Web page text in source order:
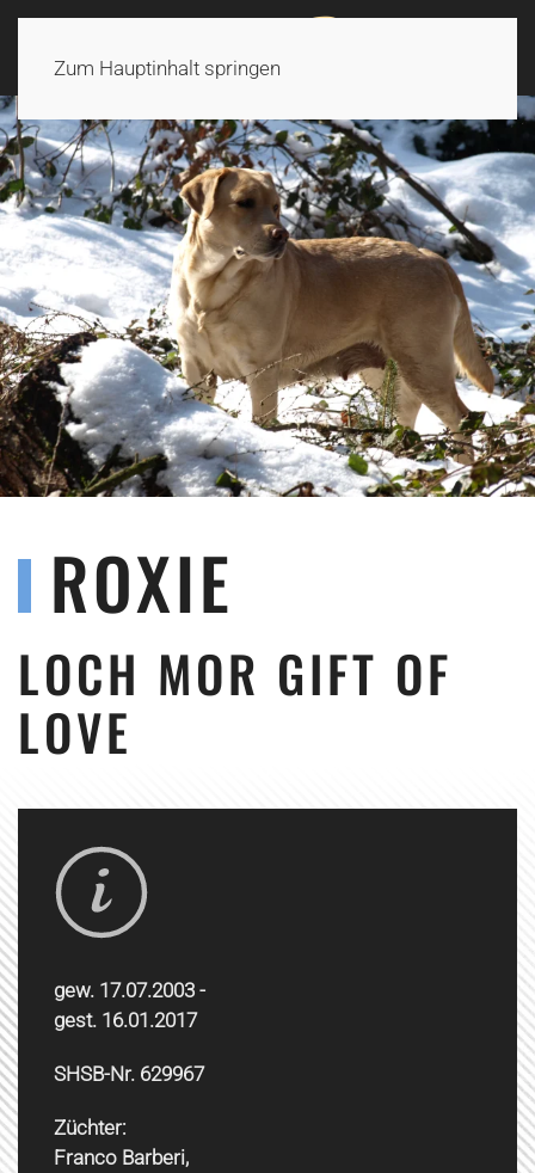
Zum Hauptinhalt springen
ROXIE
LOCH MOR GIFT OF
LOVE
gew. 17.07.2003 -
gest. 16.01.2017
SHSB-Nr. 629967
Züchter:
Franco Barberi,